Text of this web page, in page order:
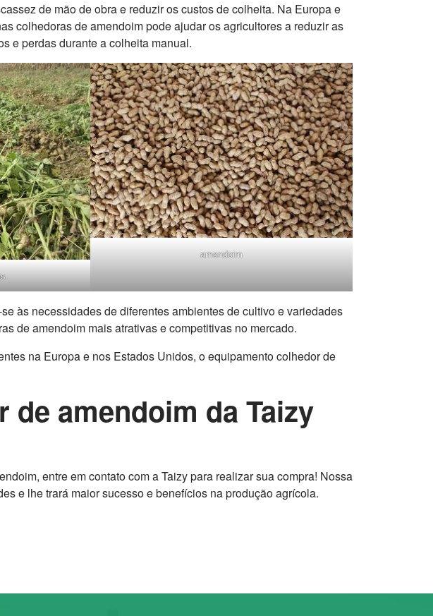
de mão de obra e reduzir os custos de colheita. Na Europa e
colhedoras de amendoim pode ajudar os agricultores a reduzir as
e perdas durante a colheita manual.
amendoim
às necessidades de diferentes ambientes de cultivo e variedades
de amendoim mais atrativas e competitivas no mercado.
na Europa e nos Estados Unidos, o equipamento colhedor de
amendoim da Taizy
entre em contato com a Taizy para realizar sua compra! Nossa
e lhe trará maior sucesso e benefícios na produção agrícola.